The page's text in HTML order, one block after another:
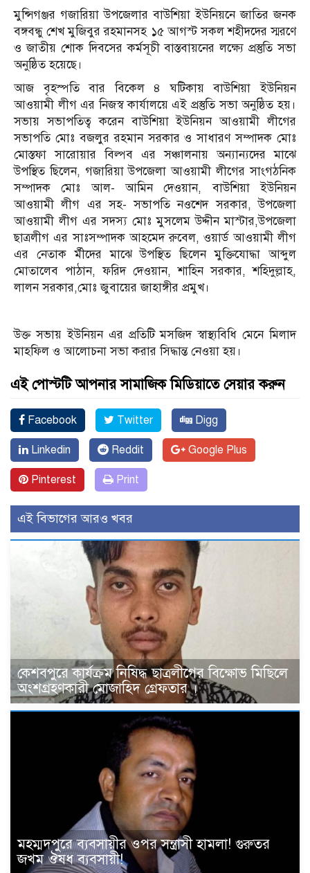
মুন্সিগঞ্জর গজারিয়া উপজেলার বাউশিয়া ইউনিয়নে জাতির জনক
বঙ্গবন্ধু শেখ মুজিবুর রহমানসহ ১৫ আগস্ট সকল শহীদদের স্মরণে
ও জাতীয় শোক দিবসের কর্মসূচী বাস্তবায়নের লক্ষ্যে প্রস্তুতি সভা
অনুষ্ঠিত হয়েছে।
আজ বৃহস্পতি বার বিকেল ৪ ঘটিকায় বাউশিয়া ইউনিয়ন
আওয়ামী লীগ এর নিজস্ব কার্যালয়ে এই প্রস্তুতি সভা অনুষ্ঠিত হয়।
সভায় সভাপতিত্ব করেন বাউশিয়া ইউনিয়ন আওয়ামী লীগের
সভাপতি মোঃ বজলুর রহমান সরকার ও সাধারণ সম্পাদক মোঃ
মোস্তফা সারোয়ার বিল্পব এর সঞ্চালনায় অন্যান্যদের মাঝে
উপস্থিত ছিলেন, গজারিয়া উপজেলা আওয়ামী লীগের সাংগঠনিক
সম্পাদক মোঃ আল- আমিন দেওয়ান, বাউশিয়া ইউনিয়ন
আওয়ামী লীগ এর সহ- সভাপতি নওশেদ সরকার, উপজেলা
আওয়ামী লীগ এর সদস্য মোঃ মুসলেম উদ্দীন মাস্টার,উপজেলা
ছাত্রলীগ এর সাঃসম্পাদক আহমেদ রুবেল, ওয়ার্ড আওয়ামী লীগ
এর নেতাক র্মীদের মাঝে উপস্থিত ছিলেন মুক্তিযোদ্ধা আব্দুল
মোতালেব পাঠান, ফরিদ দেওয়ান, শাহিন সরকার, শহিদুল্লাহ,
লালন সরকার,মোঃ জুবায়ের জাহাঙ্গীর প্রমুখ।
উক্ত সভায় ইউনিয়ন এর প্রতিটি মসজিদ স্বাস্থ্যবিধি মেনে মিলাদ
মাহফিল ও আলোচনা সভা করার সিদ্ধান্ত নেওয়া হয়।
এই পোস্টটি আপনার সামাজিক মিডিয়াতে সেয়ার করুন
Facebook Twitter Digg
Linkedin Reddit Google Plus
Pinterest Print
এই বিভাগের আরও খবর
কেশবপুরে কার্যক্রম নিষিদ্ধ ছাত্রলীগের বিক্ষোভ মিছিলে
অংশগ্রহণকারী মোজাহিদ গ্রেফতার ।
মহম্মদপুরে ব্যবসায়ীর ওপর সন্ত্রাসী হামলা! গুরুতর
জখম ঔষধ ব্যবসায়ী!